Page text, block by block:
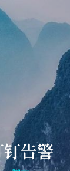
告警